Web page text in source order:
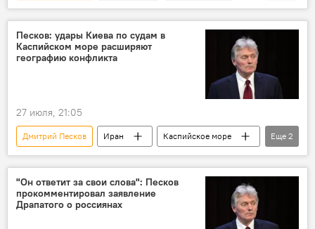
Владимир Путин
Никол Пашинян
Песков: удары Киева по судам в
Каспийском море расширяют
географию конфликта
27 июля, 21:05
Дмитрий Песков Иран
Каспийское море
ВСУ
Россия
Еще 2
"Он ответит за свои слова": Песков
прокомментировал заявление
Драпатого о россиянах